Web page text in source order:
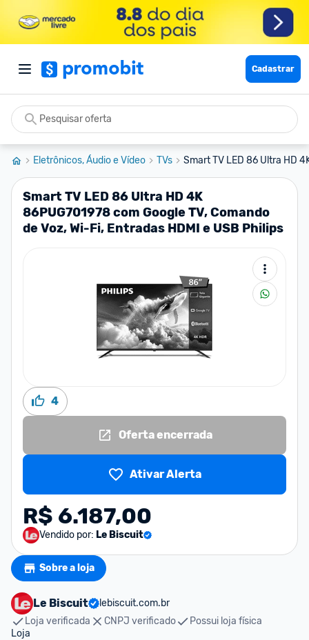
Cadastrar
Eletrônicos, Áudio e Vídeo TVs Smart TV LED 86 Ultra HD
Smart TV LED 86 Ultra HD 4K
86PUG701978 com Google TV, Comando
de Voz, Wi-Fi, Entradas HDMI e USB Philips
4
Oferta encerrada
Ativar Alerta
R$ 6.187,00
Vendido por: Le Biscuit
Sobre a loja
Le Biscuit
lebiscuit.com.br
Loja verificada
CNPJ verificado
Possui loja física
Loja